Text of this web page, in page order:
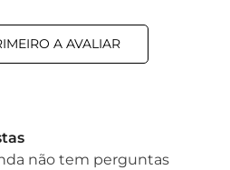
A AVALIAR
não tem perguntas